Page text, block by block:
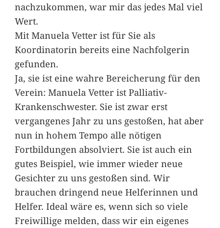
nachzukommen, war mir das jedes Mal viel
Wert.
Mit Manuela Vetter ist für Sie als
Koordinatorin bereits eine Nachfolgerin
gefunden.
Ja, sie ist eine wahre Bereicherung für den
Verein: Manuela Vetter ist Palliativ-
Krankenschwester. Sie ist zwar erst
vergangenes Jahr zu uns gestoßen, hat aber
nun in hohem Tempo alle nötigen
Fortbildungen absolviert. Sie ist auch ein
gutes Beispiel, wie immer wieder neue
Gesichter zu uns gestoßen sind. Wir
brauchen dringend neue Helferinnen und
Helfer. Ideal wäre es, wenn sich so viele
Freiwillige melden, dass wir ein eigenes